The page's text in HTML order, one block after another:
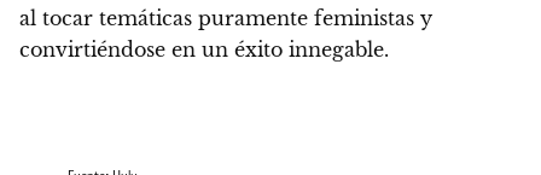
al tocar temáticas puramente feministas y
convirtiéndose en un éxito innegable.